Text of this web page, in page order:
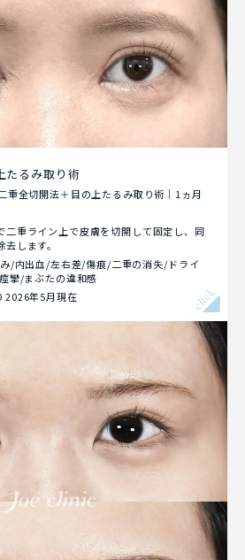
たるみ取り術
重全切開法＋目の上たるみ取り術｜1ヵ月
二重ライン上で皮膚を切開して固定し、同
します。
/内出血/左右差/傷痕/二重の消失/ドライ
攣/まぶたの違和感
2026年5月現在 click